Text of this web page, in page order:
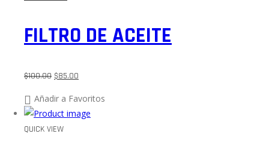
FILTRO DE ACEITE
$100.00 $85.00
Añadir a Favoritos
QUICK VIEW